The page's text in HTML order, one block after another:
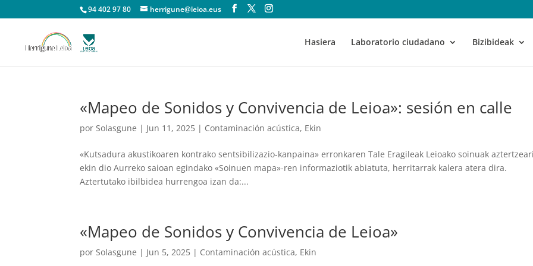
94 402 97 80 herrigune@leioa.eus
Hasiera Laboratorio ciudadano Bizibideak
«Mapeo de Sonidos y Convivencia de Leioa»: sesión en calle
porSolasgune | Jun 11, 2025 | Contaminación acústica, Ekin
«Kutsadura akustikoaren kontrako sentsibilizazio-kanpaina» erronkaren Tale Eragileak Leioako soinuak
ekin dio Aurreko saioan egindako «Soinuen mapa»-ren informaziotik abiatuta, herritarrak kalera atera dira.
Aztertutako ibilbidea hurrengoa izan da:...
«Mapeo de Sonidos y Convivencia de Leioa»
porSolasgune | Jun 5, 2025 | Contaminación acústica, Ekin